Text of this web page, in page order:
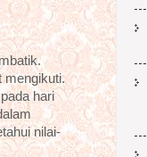
mengikuti.
hari
nilai-